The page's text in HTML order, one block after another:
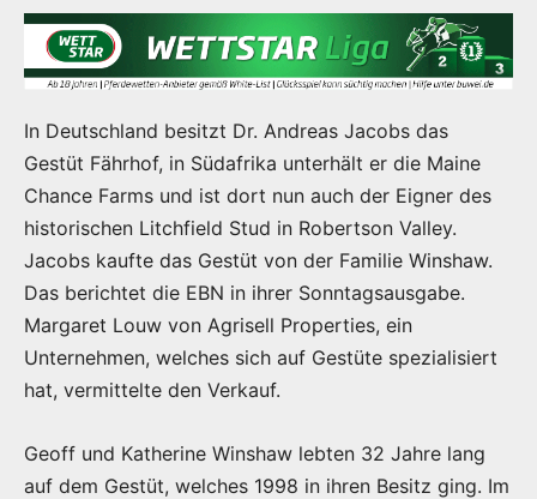
In Deutschland besitzt Dr. Andreas Jacobs das
Gestüt Fährhof, in Südafrika unterhält er die Maine
Chance Farms und ist dort nun auch der Eigner des
historischen Litchfield Stud in Robertson Valley.
Jacobs kaufte das Gestüt von der Familie Winshaw.
Das berichtet die EBN in ihrer Sonntagsausgabe.
Margaret Louw von Agrisell Properties, ein
Unternehmen, welches sich auf Gestüte spezialisiert
hat, vermittelte den Verkauf.
Geoff und Katherine Winshaw lebten 32 Jahre lang
auf dem Gestüt, welches 1998 in ihren Besitz ging. Im